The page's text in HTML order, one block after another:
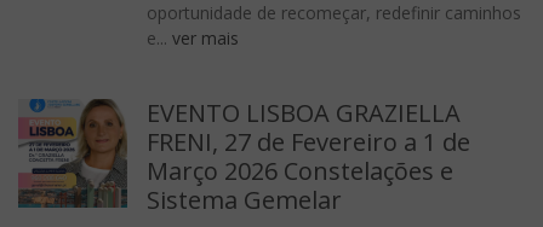
oportunidade de recomeçar, redefinir caminhos
e... ver mais
EVENTO LISBOA GRAZIELLA
FRENI, 27 de Fevereiro a 1 de
Março 2026 Constelações e
Sistema Gemelar